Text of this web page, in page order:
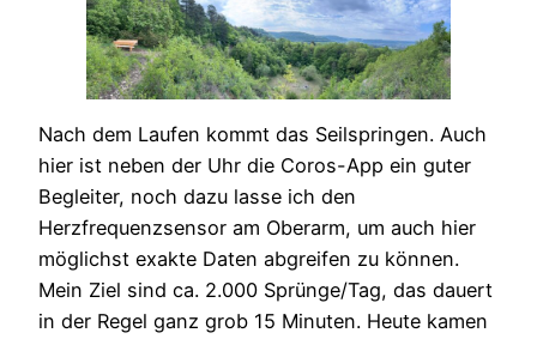
Nach dem Laufen kommt das Seilspringen. Auch
hier ist neben der Uhr die Coros-App ein guter
Begleiter, noch dazu lasse ich den
Herzfrequenzsensor am Oberarm, um auch hier
möglichst exakte Daten abgreifen zu können.
Mein Ziel sind ca. 2.000 Sprünge/Tag, das dauert
in der Regel ganz grob 15 Minuten. Heute kamen